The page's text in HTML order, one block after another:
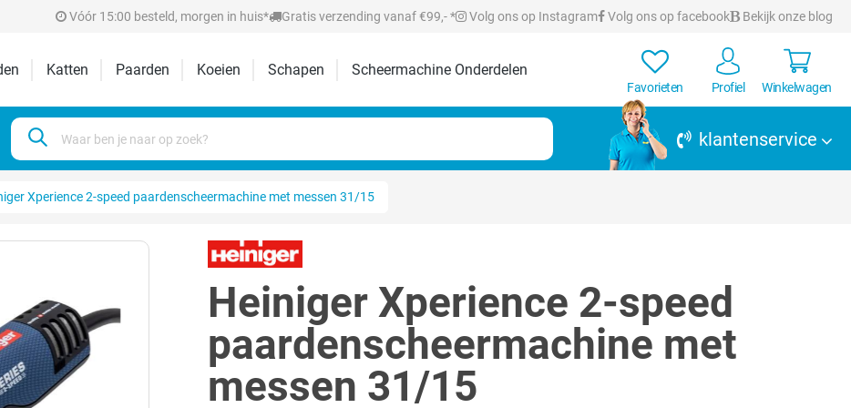
Vóór 15:00 besteld, morgen in huis* Gratis verzending vanaf €99,- * Volg ons op Instagram Volg ons op facebook Bekijk onze blog
Katten Paarden Koeien Schapen Scheermachine Onderdelen
Favorieten Profiel Winkelwagen
klantenservice
Xperience 2-speed paardenscheermachine met messen 31/15
Heiniger Xperience 2-speed
paardenscheermachine met
messen 31/15